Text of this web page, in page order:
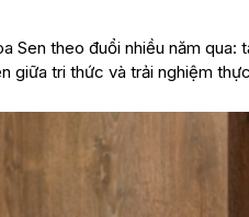
Sen theo đuổi nhiều năm qua:
giữa tri thức và trải nghiệm